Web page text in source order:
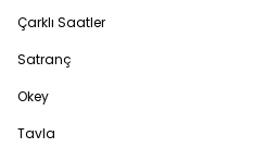
Çarklı Saatler
Satranç
Okey
Tavla